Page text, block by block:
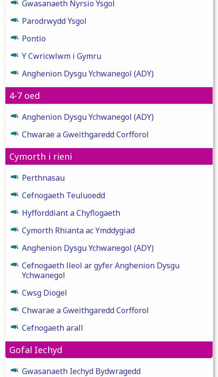
Gwasanaeth Nyrsio Ysgol
Parodrwydd Ysgol
Pontio
Y Cwricwlwm i Gymru
Anghenion Dysgu Ychwanegol (ADY)
4-7 oed
Anghenion Dysgu Ychwanegol (ADY)
Chwarae a Gweithgaredd Corfforol
Cymorth i rieni
Perthnasau
Cefnogaeth Teuluoedd
Hyfforddiant a Chyflogaeth
Cymorth Rhianta ac Ymddygiad
Anghenion Dysgu Ychwanegol (ADY)
Cefnogaeth lleol ar gyfer Anghenion Dysgu
Ychwanegol
Cwsg Diogel
Chwarae a Gweithgaredd Corfforol
Cefnogaeth arall
Gofal Iechyd
Gwasanaeth Iechyd Bydwragedd